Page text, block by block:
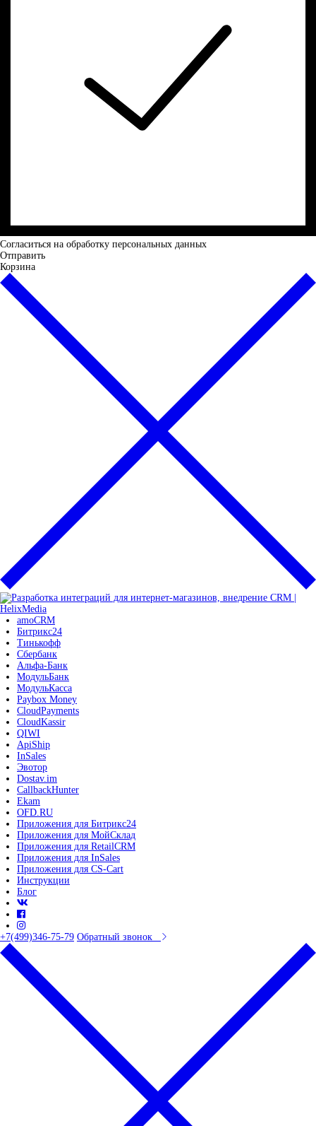
Cогласиться на обработку персональных данных
Отправить
Корзина
amoCRM
Битрикс24
Тинькофф
Сбербанк
Альфа-Банк
МодульБанк
МодульКасса
Paybox Money
CloudPayments
CloudKassir
QIWI
ApiShip
InSales
Эвотор
Dostav.im
CallbackHunter
Ekam
OFD.RU
Приложения для Битрикс24
Приложения для МойСклад
Приложения для RetailCRM
Приложения для InSales
Приложения для CS-Cart
Инструкции
Блог
+7(499)346-75-79 Обратный звонок